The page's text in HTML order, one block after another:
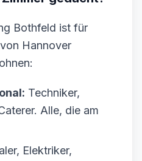
Bothfeld ist für
Hannover
Techniker,
Alle, die am
Elektriker,